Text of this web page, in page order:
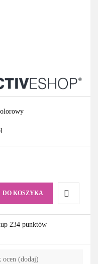
DO KOSZYKA
Do
234 punktów
ocen (dodaj)